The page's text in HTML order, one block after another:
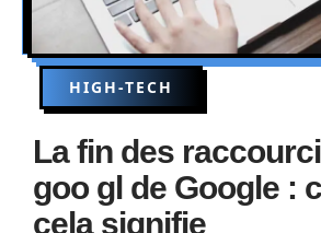
HIGH-TECH
La fin des
goo gl de Google :
cela signifie